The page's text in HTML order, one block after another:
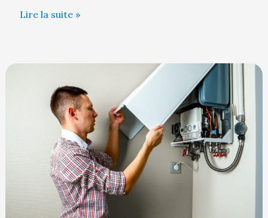
Lire la suite »
chauffe-
pas